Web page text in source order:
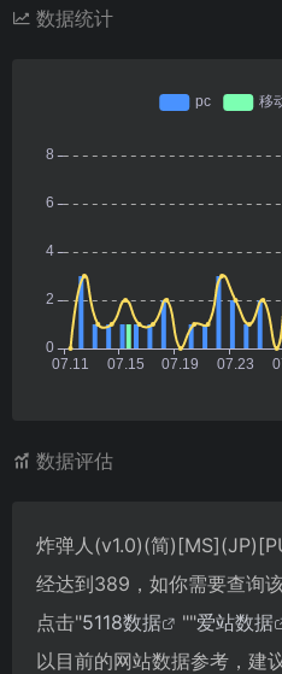
数据统计
数据评估
炸弹人(v1.0)(简
经达到389，如你需要查询
点击"5118数据 ""爱站数据
以目前的网站数据参考，建